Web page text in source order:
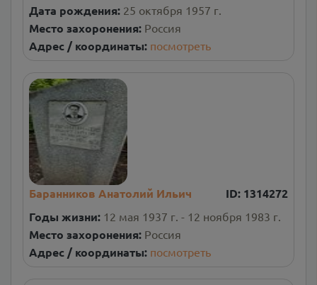
Дата рождения: 25 октября 1957 г.
Место захоронения: Россия
Адрес / координаты: посмотреть
Баранников Анатолий Ильич ID: 1314272
Годы жизни: 12 мая 1937 г. - 12 ноября 1983 г.
Место захоронения: Россия
Адрес / координаты: посмотреть